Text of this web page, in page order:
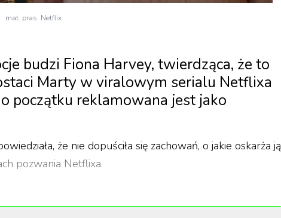
mat. pras. Netflix
budzi Fiona Harvey, twierdząca, że to
Marty w viralowym serialu Netflixa
początku reklamowana jest jako
że nie dopuściła się zachowań, o jakie oskarża ją
pozwania Netflixa.